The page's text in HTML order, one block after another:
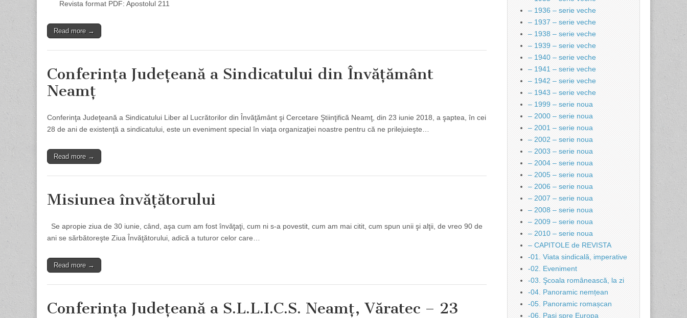
Revista format PDF: Apostolul 211
Read more →
Conferinţa Judeţeană a Sindicatului din Învăţământ
Neamţ
Conferinţa Judeţeană a Sindicatului Liber al Lucrătorilor din Învăţământ şi Cercetare Ştiinţifică Neamţ, din 23 iunie 2018, a şaptea, în cei
28 de ani de existenţă a sindicatului, este un eveniment special în viaţa organizaţiei noastre pentru că ne prilejuieşte…
Read more →
Misiunea învăţătorului
Se apropie ziua de 30 iunie, când, aşa cum am fost învăţaţi, cum ni s-a povestit, cum am mai citit, cum spun unii şi alţii, de vreo 90 de
ani se sărbătoreşte Ziua Învăţătorului, adică a tuturor celor care…
Read more →
Conferinţa Judeţeană a S.L.L.I.C.S. Neamţ, Văratec – 23
– 1936 – serie veche
– 1937 – serie veche
– 1938 – serie veche
– 1939 – serie veche
– 1940 – serie veche
– 1941 – serie veche
– 1942 – serie veche
– 1943 – serie veche
– 1999 – serie noua
– 2000 – serie noua
– 2001 – serie noua
– 2002 – serie noua
– 2003 – serie noua
– 2004 – serie noua
– 2005 – serie noua
– 2006 – serie noua
– 2007 – serie noua
– 2008 – serie noua
– 2009 – serie noua
– 2010 – serie noua
– CAPITOLE de REVISTA
-01. Viata sindicală, imperative
-02. Eveniment
-03. Şcoala românească, la zi
-04. Panoramic nemțean
-05. Panoramic romașcan
-06. Paşi spre Europa